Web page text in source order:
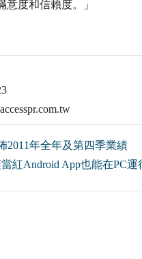
度和信賴度。」
2011年全年及第四季業績
紅Android App也能在PC運